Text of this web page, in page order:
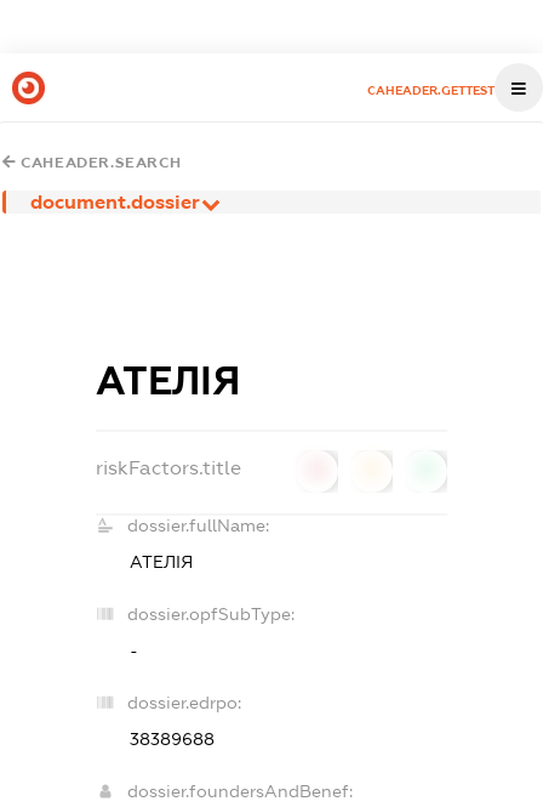
CAHEADER.GETTEST
CAHEADER.SEARCH
document.dossier
АТЕЛІЯ
riskFactors.title
dossier.fullName:
АТЕЛІЯ
dossier.opfSubType:
-
dossier.edrpo:
38389688
dossier.foundersAndBenef: